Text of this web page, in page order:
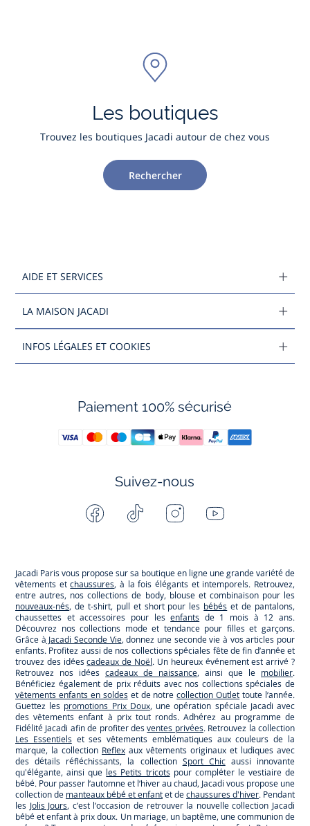
Les boutiques
Trouvez les boutiques Jacadi autour de chez vous
Rechercher
AIDE ET SERVICES
LA MAISON JACADI
INFOS LÉGALES ET COOKIES
Paiement 100% sécurisé
Suivez-nous
Facebook Tiktok InstagramYoutube
Jacadi Paris vous propose sur sa boutique en ligne une grande variété de
vêtements etchaussures, à la fois élégants et intemporels. Retrouvez,
entre autres, nos collections de body, blouse et combinaison pour les
nouveaux-nés, de t-shirt, pull et short pour les bébés et de pantalons,
chaussettes et accessoires pour lesenfants de 1 mois à 12 ans.
Découvrez nos collections mode et tendance pour filles et garçons.
Grâce à Jacadi Seconde Vie, donnez une seconde vie à vos articles pour
enfants. Profitez aussi de nos collections spéciales fête de fin d’année et
trouvez des idéescadeaux de Noël. Un heureux événement est arrivé ?
Retrouvez nos idées cadeaux de naissance, ainsi que le mobilier.
Bénéficiez également de prix réduits avec nos collections spéciales de
vêtements enfants en soldeset de notrecollection Outlet toute l’année.
Guettez les promotions Prix Doux, une opération spéciale Jacadi avec
des vêtements enfant à prix tout ronds. Adhérez au programme de
Fidélité Jacadi afin de profiter desventes privées. Retrouvez la collection
Les Essentielset ses vêtements emblématiques aux couleurs de la
marque, la collection Reflex aux vêtements originaux et ludiques avec
des détails réfléchissants, la collection Sport Chicaussi innovante
qu'élégante, ainsi que les Petits tricotspour compléter le vestiaire de
bébé. Pour passer l’automne et l’hiver au chaud, Jacadi vous propose une
collection de manteaux bébé et enfantet dechaussures d'hiver. Pendant
les Jolis Jours, c’est l’occasion de retrouver la nouvelle collection Jacadi
bébé et enfant à prix doux. Un mariage, un baptême, une communion de